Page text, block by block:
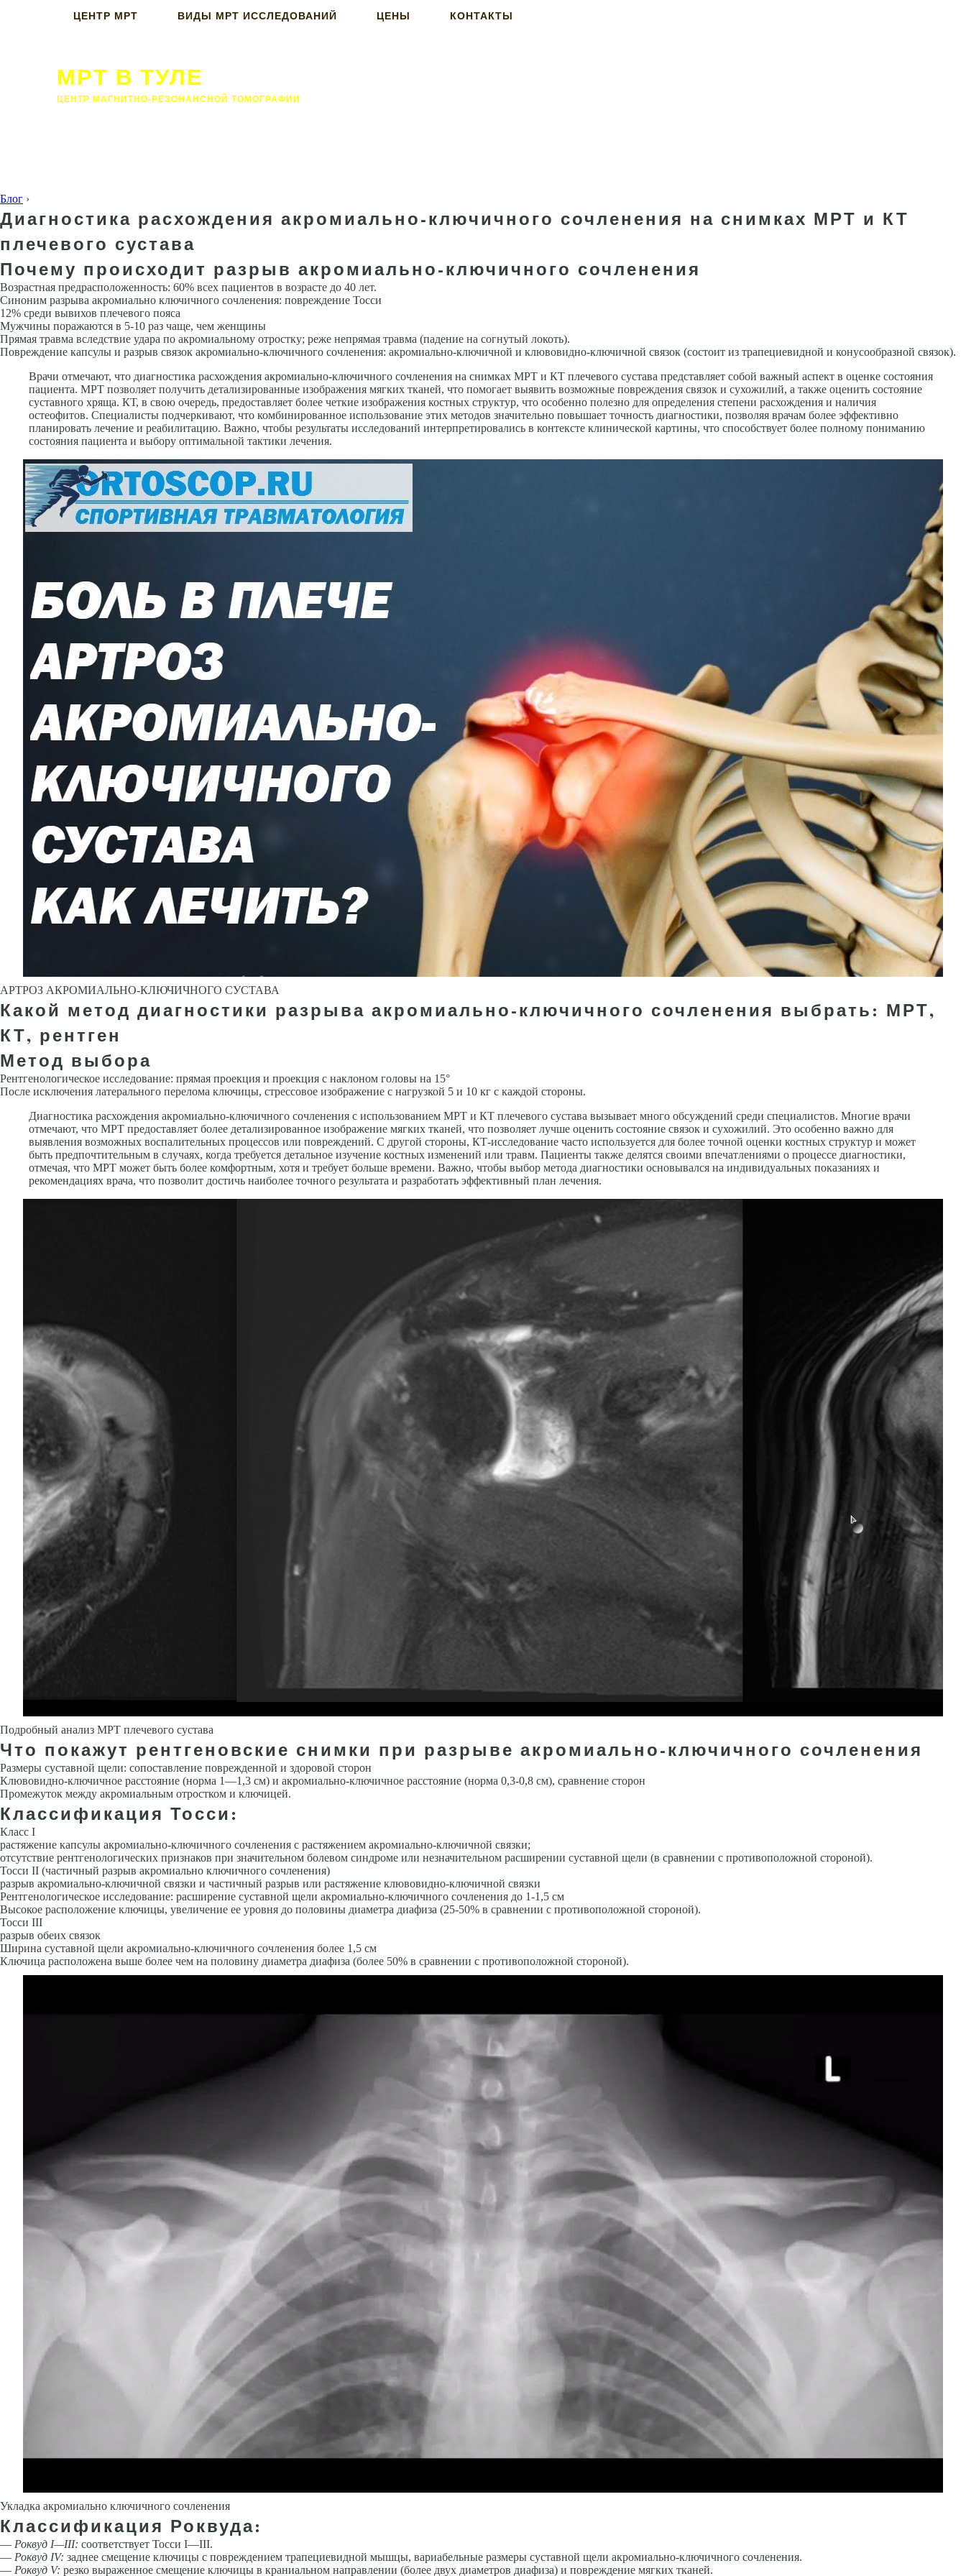
ЦЕНТР МРТ ВИДЫ МРТ ИССЛЕДОВАНИЙ ЦЕНЫ КОНТАКТЫ
МРТ В ТУЛЕ
ЦЕНТР МАГНИТНО-РЕЗОНАНСНОЙ ТОМОГРАФИИ
Блог ›
Диагностика расхождения акромиально-ключичного сочленения на снимках МРТ и КТ
плечевого сустава
Почему происходит разрыв акромиально-ключичного сочленения
Возрастная предрасположенность: 60% всех пациентов в возрасте до 40 лет.
Синоним разрыва акромиально ключичного сочленения: повреждение Тосси
12% среди вывихов плечевого пояса
Мужчины поражаются в 5-10 раз чаще, чем женщины
Прямая травма вследствие удара по акромиальному отростку; реже непрямая травма (падение на согнутый локоть).
Повреждение капсулы и разрыв связок акромиально-ключичного сочленения: акромиально-ключичной и клювовидно-ключичной связок (состоит из трапециевидной и конусообразной связок).
Врачи отмечают, что диагностика расхождения акромиально-ключичного сочленения на снимках МРТ и КТ плечевого сустава представляет собой важный аспект в оценке состояния
пациента. МРТ позволяет получить детализированные изображения мягких тканей, что помогает выявить возможные повреждения связок и сухожилий, а также оценить состояние
суставного хряща. КТ, в свою очередь, предоставляет более четкие изображения костных структур, что особенно полезно для определения степени расхождения и наличия
остеофитов. Специалисты подчеркивают, что комбинированное использование этих методов значительно повышает точность диагностики, позволяя врачам более эффективно
планировать лечение и реабилитацию. Важно, чтобы результаты исследований интерпретировались в контексте клинической картины, что способствует более полному пониманию
состояния пациента и выбору оптимальной тактики лечения.
АРТРОЗ АКРОМИАЛЬНО-КЛЮЧИЧНОГО СУСТАВА
Какой метод диагностики разрыва акромиально-ключичного сочленения выбрать: МРТ,
КТ, рентген
Метод выбора
Рентгенологическое исследование: прямая проекция и проекция с наклоном головы на 15°
После исключения латерального перелома ключицы, стрессовое изображение с нагрузкой 5 и 10 кг с каждой стороны.
Диагностика расхождения акромиально-ключичного сочленения с использованием МРТ и КТ плечевого сустава вызывает много обсуждений среди специалистов. Многие врачи
отмечают, что МРТ предоставляет более детализированное изображение мягких тканей, что позволяет лучше оценить состояние связок и сухожилий. Это особенно важно для
выявления возможных воспалительных процессов или повреждений. С другой стороны, КТ-исследование часто используется для более точной оценки костных структур и может
быть предпочтительным в случаях, когда требуется детальное изучение костных изменений или травм. Пациенты также делятся своими впечатлениями о процессе диагностики,
отмечая, что МРТ может быть более комфортным, хотя и требует больше времени. Важно, чтобы выбор метода диагностики основывался на индивидуальных показаниях и
рекомендациях врача, что позволит достичь наиболее точного результата и разработать эффективный план лечения.
Подробный анализ МРТ плечевого сустава
Что покажут рентгеновские снимки при разрыве акромиально-ключичного сочленения
Размеры суставной щели: сопоставление поврежденной и здоровой сторон
Клювовидно-ключичное расстояние (норма 1—1,3 см) и акромиально-ключичное расстояние (норма 0,3-0,8 см), сравнение сторон
Промежуток между акромиальным отростком и ключицей.
Классификация Тосси:
Класс I
растяжение капсулы акромиально-ключичного сочленения с растяжением акромиально-ключичной связки;
отсутствие рентгенологических признаков при значительном болевом синдроме или незначительном расширении суставной щели (в сравнении с противоположной стороной).
Тосси II (частичный разрыв акромиально ключичного сочленения)
разрыв акромиально-ключичной связки и частичный разрыв или растяжение клювовидно-ключичной связки
Рентгенологическое исследование: расширение суставной щели акромиально-ключичного сочленения до 1-1,5 см
Высокое расположение ключицы, увеличение ее уровня до половины диаметра диафиза (25-50% в сравнении с противоположной стороной).
Тосси III
разрыв обеих связок
Ширина суставной щели акромиально-ключичного сочленения более 1,5 см
Ключица расположена выше более чем на половину диаметра диафиза (более 50% в сравнении с противоположной стороной).
Укладка акромиально ключичного сочленения
Классификация Роквуда:
— Роквуд I—III: соответствует Тосси I—III.
— Роквуд IV: заднее смещение ключицы с повреждением трапециевидной мышцы, вариабельные размеры суставной щели акромиально-ключичного сочленения.
— Роквуд V: резко выраженное смещение ключицы в краниальном направлении (более двух диаметров диафиза) и повреждение мягких тканей.